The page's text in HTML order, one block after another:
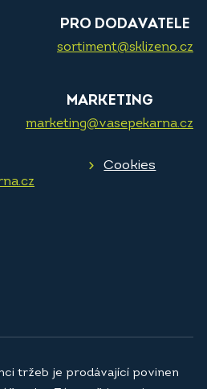
PRO DODAVATELE
sortiment@sklizeno.cz
MARKETING
marketing@vasepekarna.cz
Cookies
tržeb je prodávající povinen